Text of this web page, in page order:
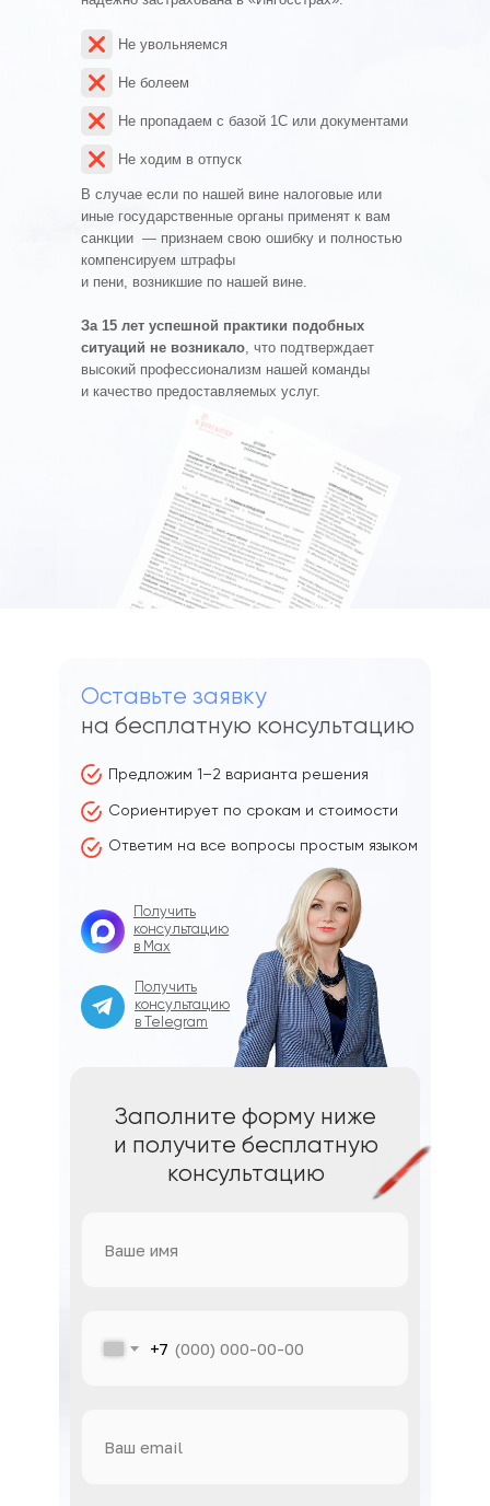
В случае если по нашей вине налоговые или
иные государственные органы применят к вам
санкции — признаем свою ошибку и полностью
компенсируем штрафы
и пени, возникшие по нашей вине.
За 15 лет успешной практики подобных
ситуаций не возникало, что подтверждает
высокий профессионализм нашей команды
и качество предоставляемых услуг.
Не увольняемся
Не болеем
Не пропадаем с базой 1С или документами
Не ходим в отпуск
Оставьте заявку
на бесплатную консультацию
Получить
консультацию
в Мах
Получить
консультацию
в Telegram
Предложим 1–2 варианта решения
Сориентирует по срокам и стоимости
Ответим на все вопросы простым языком
Заполните форму ниже
и получите бесплатную
консультацию
+7